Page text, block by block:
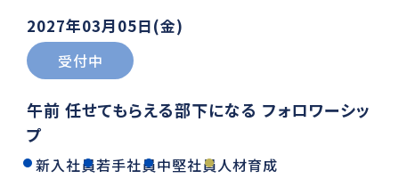
2027年03月05日(金)
受付中
午前 任せてもらえる部下になる フォロワーシッ
プ
新入社員若手社員中堅社員人材育成